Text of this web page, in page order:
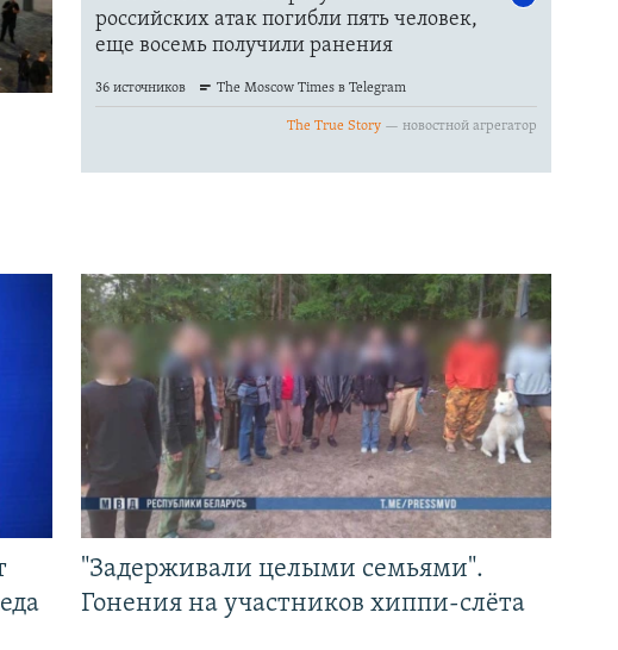
"Задерживали целыми семьями".
Гонения на участников хиппи-слёта